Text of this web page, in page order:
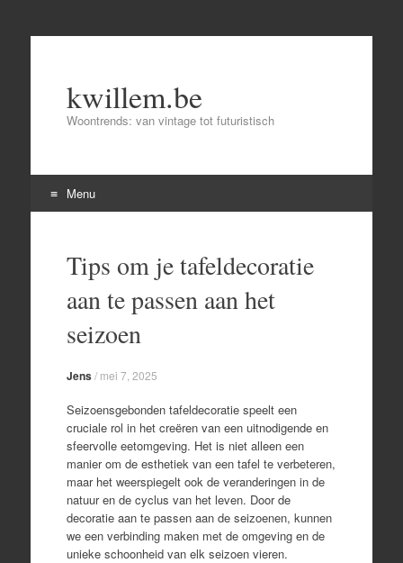
kwillem.be
Woontrends: van vintage tot futuristisch
Menu
contentTips om je tafeldecoratie
aan te passen aan het
seizoen
Jens/ mei 7, 2025
Seizoensgebonden tafeldecoratie speelt een
cruciale rol in het creëren van een uitnodigende en
sfeervolle eetomgeving. Het is niet alleen een
manier om de esthetiek van een tafel te verbeteren,
maar het weerspiegelt ook de veranderingen in de
natuur en de cyclus van het leven. Door de
decoratie aan te passen aan de seizoenen, kunnen
we een verbinding maken met de omgeving en de
unieke schoonheid van elk seizoen vieren.